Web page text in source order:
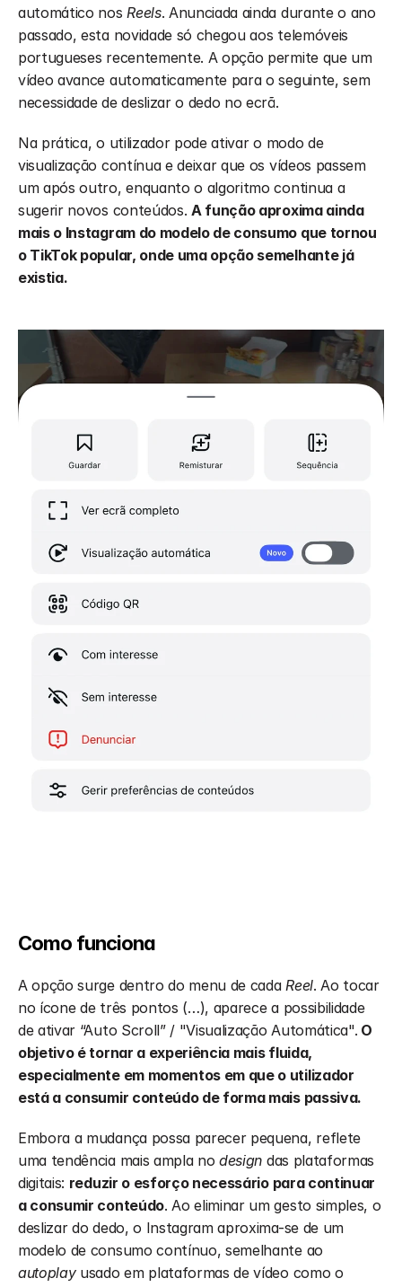
automático nos Reels. Anunciada ainda durante o ano
passado, esta novidade só chegou aos telemóveis
portugueses recentemente. A opção permite que um
vídeo avance automaticamente para o seguinte, sem
necessidade de deslizar o dedo no ecrã.
Na prática, o utilizador pode ativar o modo de
visualização contínua e deixar que os vídeos passem
um após outro, enquanto o algoritmo continua a
sugerir novos conteúdos. A função aproxima ainda
mais o Instagram do modelo de consumo que tornou
o TikTok popular, onde uma opção semelhante já
existia.
Como funciona
A opção surge dentro do menu de cada Reel. Ao tocar
no ícone de três pontos (…), aparece a possibilidade
de ativar “Auto Scroll” / "Visualização Automática". O
objetivo é tornar a experiência mais fluida,
especialmente em momentos em que o utilizador
está a consumir conteúdo de forma mais passiva.
Embora a mudança possa parecer pequena, reflete
uma tendência mais ampla no design das plataformas
digitais: reduzir o esforço necessário para continuar
a consumir conteúdo. Ao eliminar um gesto simples, o
deslizar do dedo, o Instagram aproxima-se de um
autoplay usado em plataformas de vídeo como o